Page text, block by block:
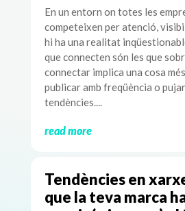
En un entorn on totes les
competeixen per atenció,
hi ha una realitat
que connecten són les que
connectar implica una cosa
publicar amb freqüència o
tendències....
read more
Tendències en
que la teva marca